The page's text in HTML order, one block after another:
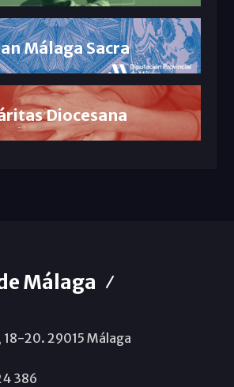
Málaga Sacra
Diocesana
Málaga
18-20. 29015 Málaga
386